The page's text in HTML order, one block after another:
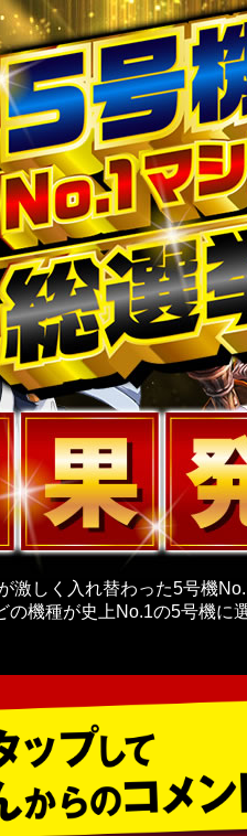
激しく入れ替わった5号機
の機種が史上No.1の5号機に